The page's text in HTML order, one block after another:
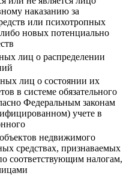
наказанию за
или психотропных
либо новых потенциально
лиц о распределении
лиц о состоянии их
в системе обязательного
Федеральным законам
учете в
недвижимого
средствах, признаваемых
соответствующим налогам,